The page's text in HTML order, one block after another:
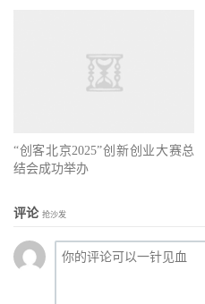
“创客北京2025”创新创业大赛总
结会成功举办
评论 抢沙发